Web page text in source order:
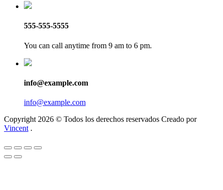
555-555-5555
You can call anytime from 9 am to 6 pm.
info@example.com
info@example.com
Copyright 2026 © Todos los derechos reservados Creado por
Vincent .